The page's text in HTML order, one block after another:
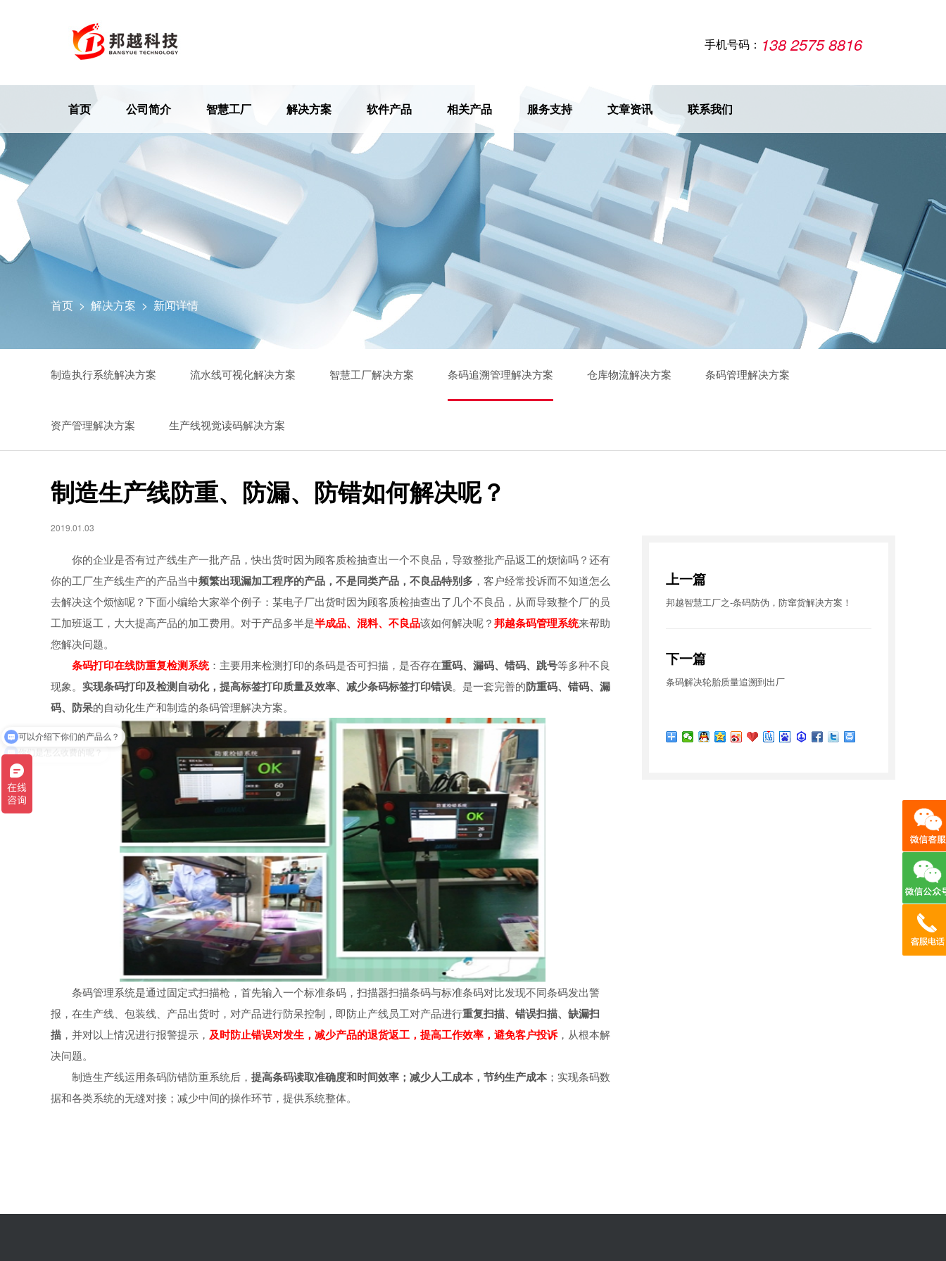
手机号码： 138 2575 8816
首页 公司简介 智慧工厂 解决方案 软件产品 相关产品 服务支持 文章资讯 联系我们
首页 > 解决方案 > 新闻详情
制造执行系统解决方案 流水线可视化解决方案 智慧工厂解决方案 条码追溯管理解决方案 仓库物流解决方案 条码管理解决方案
资产管理解决方案 生产线视觉读码解决方案
制造生产线防重、防漏、防错如何解决呢？
2019.01.03
你的企业是否有过产线生产一批产品，快出货时因为顾客质检抽查出一个不良品，导致整批产品返工的烦恼吗？还有
你的工厂生产线生产的产品当中频繁出现漏加工程序的产品，不是同类产品，不良品特别多 ，客户经常投诉而不知道怎么
去解决这个烦恼呢？下面小编给大家举个例子：某电子厂出货时因为顾客质检抽查出了几个不良品，从而导致整个厂的员
工加班返工，大大提高产品的加工费用。对于产品多半是半成品、混料、不良品该如何解决呢？邦越条码管理系统来帮助
您解决问题。
条码打印在线防重复检测系统：主要用来检测打印的条码是否可扫描，是否存在重码、漏码、错码、跳号等多种不良
现象。 实现条码打印及检测自动化，提高标签打印质量及效率、减少条码标签打印错误。是一套完善的防重码、错码、漏
码、防呆的自动化生产和制造的条码管理解决方案。
条码管理系统是通过固定式扫描枪，首先输入一个标准条码，扫描器扫描条码与标准条码对比发现不同条码发出警
报，在生产线、包装线、产品出货时，对产品进行防呆控制，即防止产线员工对产品进行重复扫描、错误扫描、缺漏扫
描 ，并对以上情况进行报警提示， 及时防止错误对发生，减少产品的退货返工，提高工作效率，避免客户投诉，从根本解
决问题。
制造生产线运用条码防错防重系统后， 提高条码读取准确度和时间效率；减少人工成本，节约生产成本 ；实现条码数
据和各类系统的无缝对接；减少中间的操作环节，提供系统整体。
上一篇
邦越智慧工厂之-条码防伪，防窜货解决方案！
下一篇
条码解决轮胎质量追溯到出厂
可以介绍下你们的产品么？
你们是怎么收费的呢？